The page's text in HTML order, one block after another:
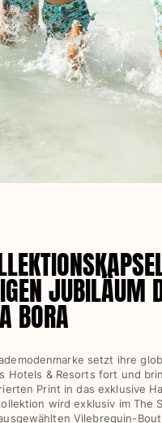
JUBILÄUM
BORA
setzt ihre
Hotels & Resorts fort und
Print in das exklusive
wird exklusiv im The
Vilebrequin-